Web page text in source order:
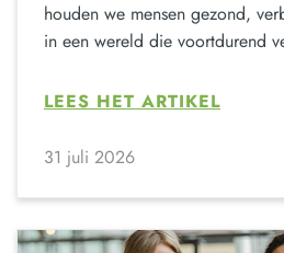
houden we mensen gezond,
in een wereld die voortdurend
LEES HET ARTIKEL
31 juli 2026